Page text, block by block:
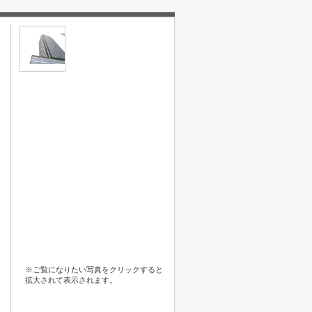
※ご覧になりたい写真をクリックすると
拡大されて表示されます。